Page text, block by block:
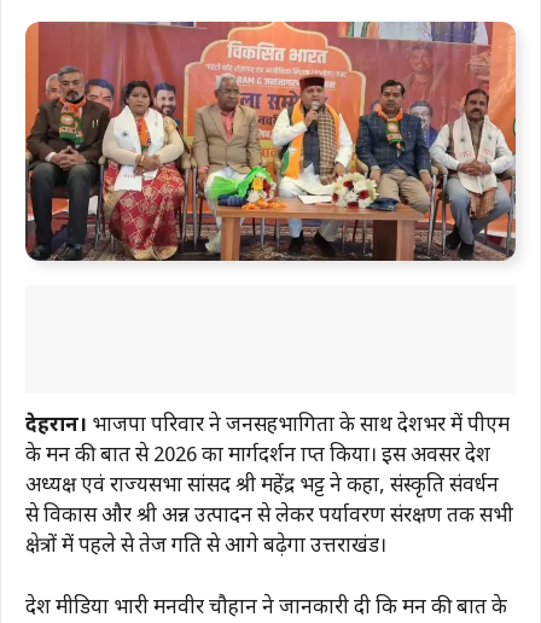
देहरादून। भाजपा परिवार ने जनसहभागिता के साथ प्रदेशभर में पीएम
के मन की बात से 2026 का मार्गदर्शन प्राप्त किया। इस अवसर प्रदेश
अध्यक्ष एवं राज्यसभा सांसद श्री महेंद्र भट्ट ने कहा, संस्कृति संवर्धन
से विकास और श्री अन्न उत्पादन से लेकर पर्यावरण संरक्षण तक सभी
क्षेत्रों में पहले से तेज गति से आगे बढ़ेगा उत्तराखंड।
प्रदेश मीडिया प्रभारी मनवीर चौहान ने जानकारी दी कि मन की बात के